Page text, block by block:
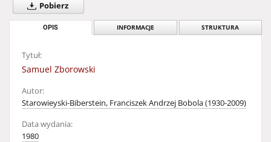
Pobierz
OPIS INFORMACJE STRUKTURA
Tytuł:
Samuel Zborowski
Autor:
Starowieyski-Biberstein, Franciszek Andrzej Bobola (1930-2009)
Data wydania:
1980